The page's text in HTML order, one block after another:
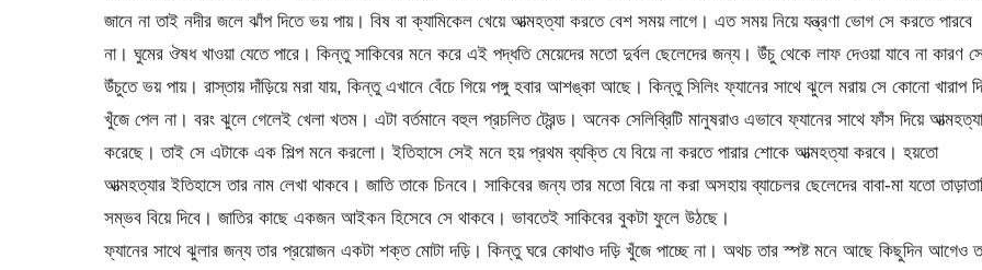
জানে না তাই নদীর জলে ঝাঁপ দিতে ভয় পায়। বিষ বা ক্যামিকেল খেয়ে আত্মহত্যা করতে বেশ সময় লাগে। এত সময় নিয়ে যন্ত্রণা ভোগ সে করতে পারবে
না। ঘুমের ঔষধ খাওয়া যেতে পারে। কিন্তু সাকিবের মনে করে এই পদ্ধতি মেয়েদের মতো দুর্বল ছেলেদের জন্য। উঁচু থেকে লাফ দেওয়া যাবে না কারণ
উঁচুতে ভয় পায়। রাস্তায় দাঁড়িয়ে মরা যায়, কিন্তু এখানে বেঁচে গিয়ে পঙ্গু হবার আশঙ্কা আছে। কিন্তু সিলিং ফ্যানের সাথে ঝুলে মরায় সে কোনো খারাপ
খুঁজে পেল না। বরং ঝুলে গেলেই খেলা খতম। এটা বর্তমানে বহুল প্রচলিত ট্রেন্ড। অনেক সেলিব্রিটি মানুষরাও এভাবে ফ্যানের সাথে ফাঁস দিয়ে আত্মহত্যা
করেছে। তাই সে এটাকে এক শিল্প মনে করলো। ইতিহাসে সেই মনে হয় প্রথম ব্যক্তি যে বিয়ে না করতে পারার শোকে আত্মহত্যা করবে। হয়তো
আত্মহত্যার ইতিহাসে তার নাম লেখা থাকবে। জাতি তাকে চিনবে। সাকিবের জন্য তার মতো বিয়ে না করা অসহায় ব্যাচেলর ছেলেদের বাবা-মা যতো
সম্ভব বিয়ে দিবে। জাতির কাছে একজন আইকন হিসেবে সে থাকবে। ভাবতেই সাকিবের বুকটা ফুলে উঠছে।
ফ্যানের সাথে ঝুলার জন্য তার প্রয়োজন একটা শক্ত মোটা দড়ি। কিন্তু ঘরে কোথাও দড়ি খুঁজে পাচ্ছে না। অথচ তার স্পষ্ট মনে আছে কিছুদিন আগেও